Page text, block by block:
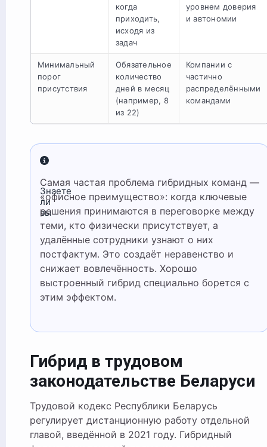
когда
приходить,
исходя из
задач
уровнем доверия
и автономии
Минимальный
порог
присутствия
Обязательное
количество
дней в месяц
(например, 8
из 22)
Компании с
частично
распределёнными
командами
Знаете
ли
вы
Самая частая проблема гибридных команд —
«офисное преимущество»: когда ключевые
решения принимаются в переговорке между
теми, кто физически присутствует, а
удалённые сотрудники узнают о них
постфактум. Это создаёт неравенство и
снижает вовлечённость. Хорошо
выстроенный гибрид специально борется с
этим эффектом.
Гибрид в трудовом
законодательстве Беларуси
Трудовой кодекс Республики Беларусь
регулирует дистанционную работу отдельной
главой, введённой в 2021 году. Гибридный